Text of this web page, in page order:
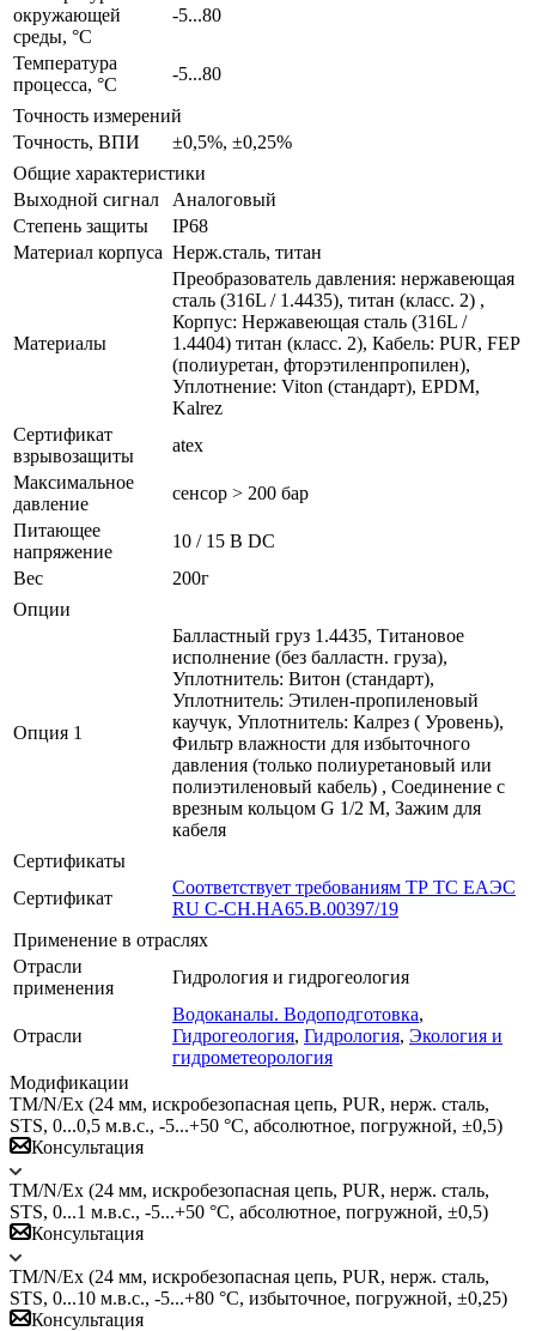
окружающей
среды, °С
-5...80
Температура
процесса, °С
-5...80
Точность измерений
Точность, ВПИ
±0,5%, ±0,25%
Общие характеристики
Выходной сигнал
Аналоговый
Степень защиты
IP68
Материал корпуса Нерж.сталь, титан
Материалы
Преобразователь давления: нержавеющая
сталь (316L / 1.4435), титан (класс. 2) ,
Корпус: Нержавеющая сталь (316L /
1.4404) титан (класс. 2), Кабель: PUR, FEP
(полиуретан, фторэтиленпропилен),
Уплотнение: Viton (стандарт), EPDM,
Kalrez
Сертификат
взрывозащиты
atex
Максимальное
давление
сенсор > 200 бар
Питающее
напряжение
10 / 15 В DC
Вес
200г
Опции
Опция 1
Балластный груз 1.4435, Титановое
исполнение (без балластн. груза),
Уплотнитель: Витон (стандарт),
Уплотнитель: Этилен-пропиленовый
каучук, Уплотнитель: Калрез ( Уровень),
Фильтр влажности для избыточного
давления (только полиуретановый или
полиэтиленовый кабель) , Соединение с
врезным кольцом G 1/2 M, Зажим для
кабеля
Сертификаты
Сертификат
Соответствует требованиям ТР ТС ЕАЭС
RU C-CH.HA65.B.00397/19
Применение в отраслях
Отрасли
применения
Гидрология и гидрогеология
Отрасли
Водоканалы. Водоподготовка,
Гидрогеология, Гидрология, Экология и
гидрометеорология
Модификации
TM/N/Ex (24 мм, искробезопасная цепь, PUR, нерж. сталь,
STS, 0...0,5 м.в.с., -5...+50 °C, абсолютное, погружной, ±0,5)
Консультация
TM/N/Ex (24 мм, искробезопасная цепь, PUR, нерж. сталь,
STS, 0...1 м.в.с., -5...+50 °C, абсолютное, погружной, ±0,5)
Консультация
TM/N/Ex (24 мм, искробезопасная цепь, PUR, нерж. сталь,
STS, 0...10 м.в.с., -5...+80 °C, избыточное, погружной, ±0,25)
Консультация